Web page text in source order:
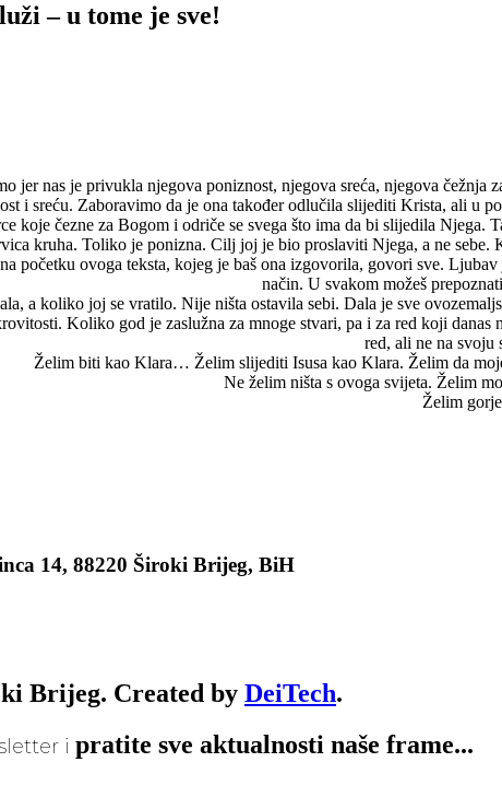
– u tome je sve!
jer nas je privukla njegova poniznost, njegova sreća, njegova
i sreću. Zaboravimo da je ona također odlučila slijediti Krista, ali
koje čezne za Bogom i odriče se svega što ima da bi slijedila
kruha. Toliko je ponizna. Cilj joj je bio proslaviti Njega, a ne
početku ovoga teksta, kojeg je baš ona izgovorila, govori sve.
način. U svakom možeš
a koliko joj se vratilo. Nije ništa ostavila sebi. Dala je sve
Koliko god je zaslužna za mnoge stvari, pa i za red koji
red, ali ne na svoju
Želim biti kao Klara… Želim slijediti Isusa kao Klara. Želim da
Ne želim ništa s ovoga svijeta. Želim
Želim
14, 88220 Široki Brijeg, BiH
Brijeg. Created by DeiTech.
i pratite sve aktualnosti naše frame...